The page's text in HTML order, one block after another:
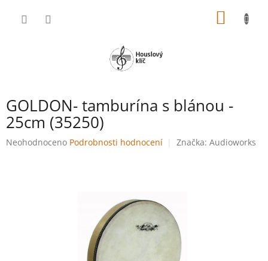
GOLDON- tamburína s blánou -
25cm (35250)
Průměrné
Neohodnoceno Podrobnosti hodnocení Značka: Audioworks